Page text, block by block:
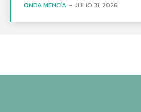
ONDA MENCÍA - JULIO 31, 2026